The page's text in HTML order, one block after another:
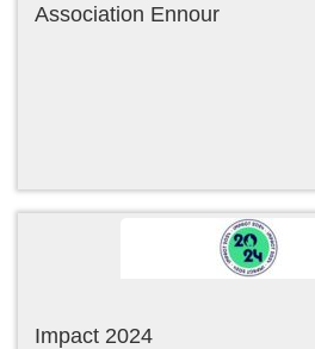
Association Ennour
Impact 2024